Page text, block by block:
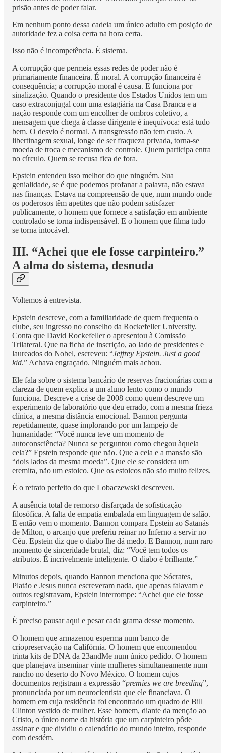
prisão antes de poder falar.
Em nenhum ponto dessa cadeia um único adulto em posição de
autoridade fez a coisa certa na hora certa.
Isso não é incompetência. É sistema.
A corrupção que permeia essas redes de poder não é
primariamente financeira. É moral. A corrupção financeira é
consequência; a corrupção moral é causa. E funciona por
sinalização. Quando o presidente dos Estados Unidos tem um
caso extraconjugal com uma estagiária na Casa Branca e a
nação responde com um encolher de ombros coletivo, a
mensagem que chega à classe dirigente é inequívoca: está tudo
bem. O desvio é normal. A transgressão não tem custo. A
libertinagem sexual, longe de ser fraqueza privada, torna-se
moeda de troca e mecanismo de controle. Quem participa entra
no círculo. Quem se recusa fica de fora.
Epstein entendeu isso melhor do que ninguém. Sua
genialidade, se é que podemos profanar a palavra, não estava
nas finanças. Estava na compreensão de que, num mundo onde
os poderosos têm apetites que não podem satisfazer
publicamente, o homem que fornece a satisfação em ambiente
controlado se torna indispensável. E o homem que filma tudo
se torna intocável.
III. “Achei que ele fosse carpinteiro.”
A alma do sistema, desnuda
Voltemos à entrevista.
Epstein descreve, com a familiaridade de quem frequenta o
clube, seu ingresso no conselho da Rockefeller University.
Conta que David Rockefeller o apresentou à Comissão
Trilateral. Que na ficha de inscrição, ao lado de presidentes e
laureados do Nobel, escreveu: “Jeffrey Epstein. Just a good
kid.” Achava engraçado. Ninguém mais achou.
Ele fala sobre o sistema bancário de reservas fracionárias com a
clareza de quem explica a um aluno lento como o mundo
funciona. Descreve a crise de 2008 como quem descreve um
experimento de laboratório que deu errado, com a mesma frieza
clínica, a mesma distância emocional. Bannon pergunta
repetidamente, quase implorando por um lampejo de
humanidade: “Você nunca teve um momento de
autoconsciência? Nunca se perguntou como chegou àquela
cela?” Epstein responde que não. Que a cela e a mansão são
“dois lados da mesma moeda”. Que ele se considera um
eremita, não um estoico. Que os estoicos não são muito felizes.
É o retrato perfeito do que Lobaczewski descreveu.
A ausência total de remorso disfarçada de sofisticação
filosófica. A falta de empatia embalada em linguagem de salão.
E então vem o momento. Bannon compara Epstein ao Satanás
de Milton, o arcanjo que preferiu reinar no Inferno a servir no
Céu. Epstein diz que o diabo lhe dá medo. E Bannon, num raro
momento de sinceridade brutal, diz: “Você tem todos os
atributos. É incrivelmente inteligente. O diabo é brilhante.”
Minutos depois, quando Bannon menciona que Sócrates,
Platão e Jesus nunca escreveram nada, que apenas falavam e
outros registravam, Epstein interrompe: “Achei que ele fosse
carpinteiro.”
É preciso pausar aqui e pesar cada grama desse momento.
O homem que armazenou esperma num banco de
criopreservação na Califórnia. O homem que encomendou
trinta kits de DNA da 23andMe num único pedido. O homem
que planejava inseminar vinte mulheres simultaneamente num
rancho no deserto do Novo México. O homem cujos
documentos registram a expressão “premies we are breeding”,
pronunciada por um neurocientista que ele financiava. O
homem em cuja residência foi encontrado um quadro de Bill
Clinton vestido de mulher. Esse homem, diante da menção ao
Cristo, o único nome da história que um carpinteiro pôde
assinar e que dividiu o calendário do mundo inteiro, responde
com desdém.